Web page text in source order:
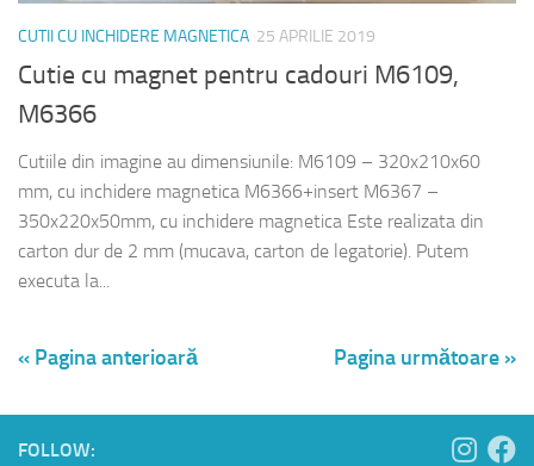
CUTII CU INCHIDERE MAGNETICA 25 APRILIE 2019
Cutie cu magnet pentru cadouri M6109,
M6366
Cutiile din imagine au dimensiunile: M6109 – 320x210x60
mm, cu inchidere magnetica M6366+insert M6367 –
350x220x50mm, cu inchidere magnetica Este realizata din
carton dur de 2 mm (mucava, carton de legatorie). Putem
executa la...
« Pagina anterioară Pagina următoare »
FOLLOW: